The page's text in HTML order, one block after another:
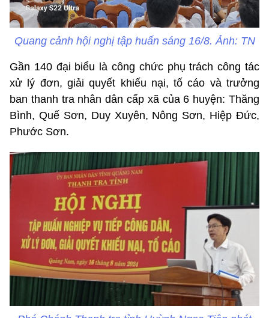
Quang cảnh hội nghị tập huấn sáng 16/8. Ảnh: TN
Gần 140 đại biểu là công chức phụ trách công tác
xử lý đơn, giải quyết khiếu nại, tố cáo và trưởng
ban thanh tra nhân dân cấp xã của 6 huyện: Thăng
Bình, Quế Sơn, Duy Xuyên, Nông Sơn, Hiệp Đức,
Phước Sơn.